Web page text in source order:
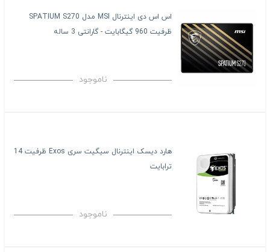
اس اس دی اینترنال MSI مدل SPATIUM S270
ظرفیت 960 گیگابایت - گارانتی 3 ساله
ناموجود
هارد دیسک اینترنال سیگیت سری Exos ظرفیت 14
ترابایت
ناموجود